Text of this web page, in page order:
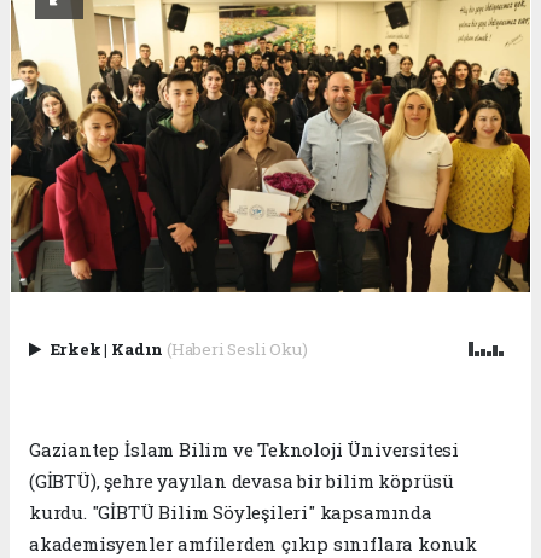
Erkek| Kadın (Haberi Sesli Oku)
Gaziantep İslam Bilim ve Teknoloji Üniversitesi
(GİBTÜ), şehre yayılan devasa bir bilim köprüsü
kurdu. "GİBTÜ Bilim Söyleşileri" kapsamında
akademisyenler amfilerden çıkıp sınıflara konuk